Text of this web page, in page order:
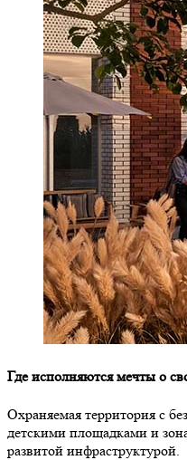
Где исполняются мечты о
Охраняемая территория с
детскими площадками и
развитой инфраструктурой.